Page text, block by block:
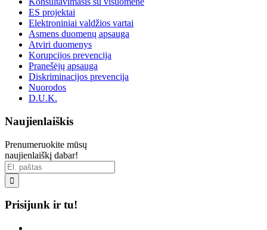
ES projektai
Elektroniniai valdžios vartai
Asmens duomenų apsauga
Atviri duomenys
Korupcijos prevencija
Pranešėjų apsauga
Diskriminacijos prevencija
Nuorodos
D.U.K.
Naujienlaiškis
Prenumeruokite mūsų
naujienlaiškį dabar!

Prisijunk ir tu!